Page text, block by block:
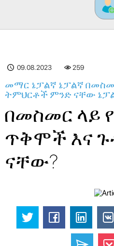
09.08.2023 259
መማር ኔፓልኛ ኔፓልኛ
ትምህርቶች ምንድ ናቸው
በመስመር ላይ
ጥቅሞች እና
ናቸው?